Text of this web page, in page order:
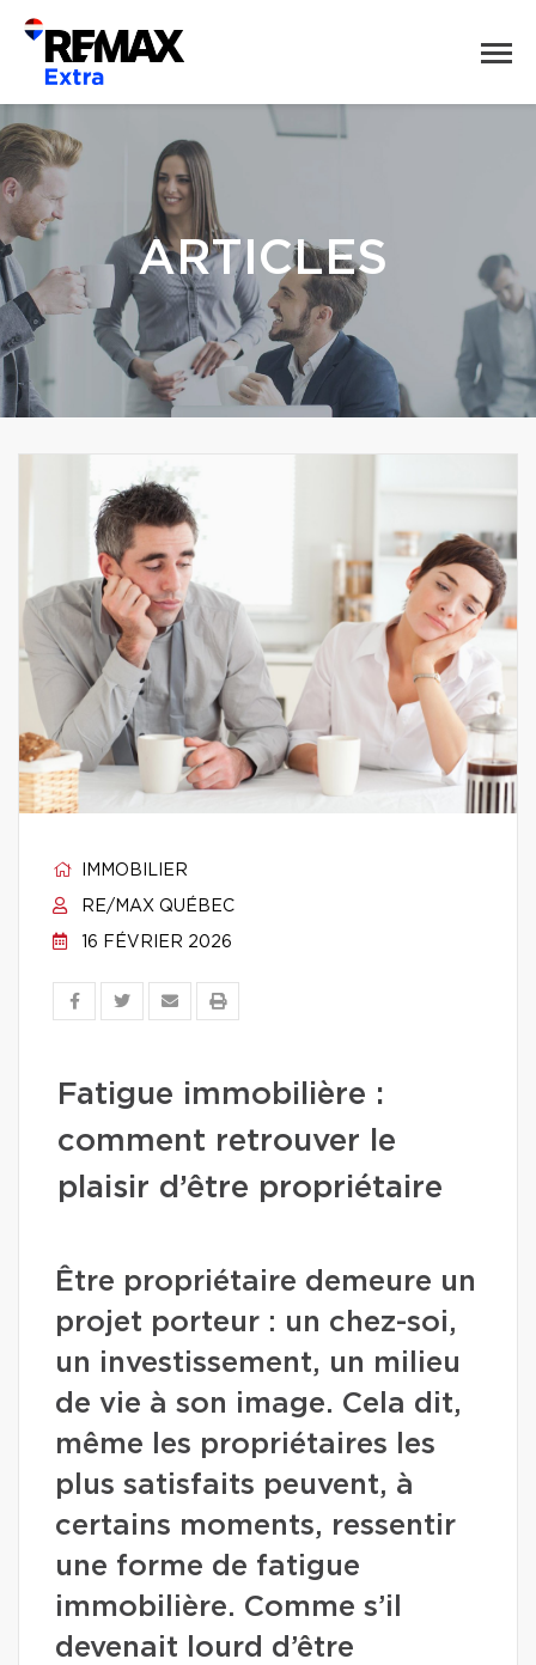
ARTICLES
IMMOBILIER
RE/MAX QUÉBEC
16 FÉVRIER 2026
Fatigue immobilière :
comment retrouver le
plaisir d’être propriétaire
Être propriétaire demeure un
projet porteur : un chez-soi,
un investissement, un milieu
de vie à son image. Cela dit,
même les propriétaires les
plus satisfaits peuvent, à
certains moments, ressentir
une forme de fatigue
immobilière. Comme s’il
devenait lourd d’être